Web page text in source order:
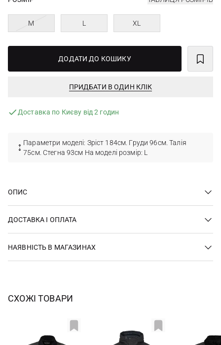
M L XL
ДОДАТИ ДО КОШИКУ
ПРИДБАТИ В ОДИН КЛІК
Доставка по Києву від 2 годин
Параметри моделі: Зріст 184см. Груди 96см. Талія
75см. Стегна 93см На моделі розмір: L
ОПИС
ДОСТАВКА І ОПЛАТА
НАЯВНІСТЬ В МАГАЗИНАХ
СХОЖІ ТОВАРИ